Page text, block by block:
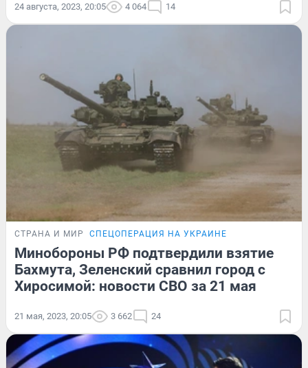
24 августа, 2023, 20:05 4 064 14
СТРАНА И МИР СПЕЦОПЕРАЦИЯ НА УКРАИНЕ
Минобороны РФ подтвердили взятие
Бахмута, Зеленский сравнил город с
Хиросимой: новости СВО за 21 мая
21 мая, 2023, 20:05 3 662 24